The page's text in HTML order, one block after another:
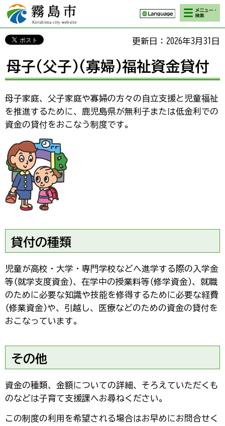
霧島市 Kirishima
city website
検索・メニ
ュー
更新日：2026年3月31日
母子(父子)(寡婦)福祉資金貸付
母子家庭、父子家庭や寡婦の方々の自立支援と児童福祉
を推進するために、鹿児島県が無利子または低金利での
資金の貸付をおこなう制度です。
貸付の種類
児童が高校・大学・専門学校などへ進学する際の入学金
等(就学支度資金)、在学中の授業料等(修学資金)、就職
のために必要な知識や技能を修得するために必要な経費
(修業資金)や、引越し、医療などのための資金の貸付を
おこなっています。
その他
資金の種類、金額についての詳細、そろえていただくも
のなどは子育て支援課へお尋ねください。
この制度の利用を希望される場合はお早めにお問合せく